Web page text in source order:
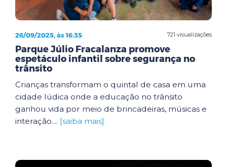
721 visualizações
26/09/2025, às 16:35
Parque Júlio Fracalanza promove
espetáculo infantil sobre segurança no
trânsito
Crianças transformam o quintal de casa em uma
cidade lúdica onde a educação no trânsito
ganhou vida por meio de brincadeiras, músicas e
interação.... [saiba mais]